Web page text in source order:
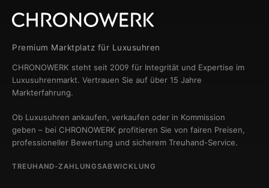
Premium Marktplatz für Luxusuhren
CHRONOWERK steht seit 2009 für Integrität und Expertise im
Luxusuhrenmarkt. Vertrauen Sie auf über 15 Jahre
Markterfahrung.
Ob Luxusuhren ankaufen, verkaufen oder in Kommission
geben – bei CHRONOWERK profitieren Sie von fairen Preisen,
professioneller Bewertung und sicherem Treuhand-Service.
TREUHAND-ZAHLUNGSABWICKLUNG